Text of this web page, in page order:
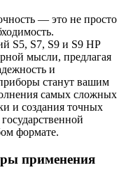
— это не просто
S5, S7, S9 и S9 HP
мысли, предлагая
и
станут вашим
самых сложных
и создания точных
формате.
применения